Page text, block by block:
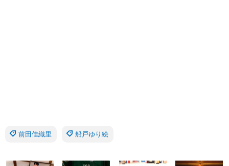
前田佳織里 船戸ゆり絵